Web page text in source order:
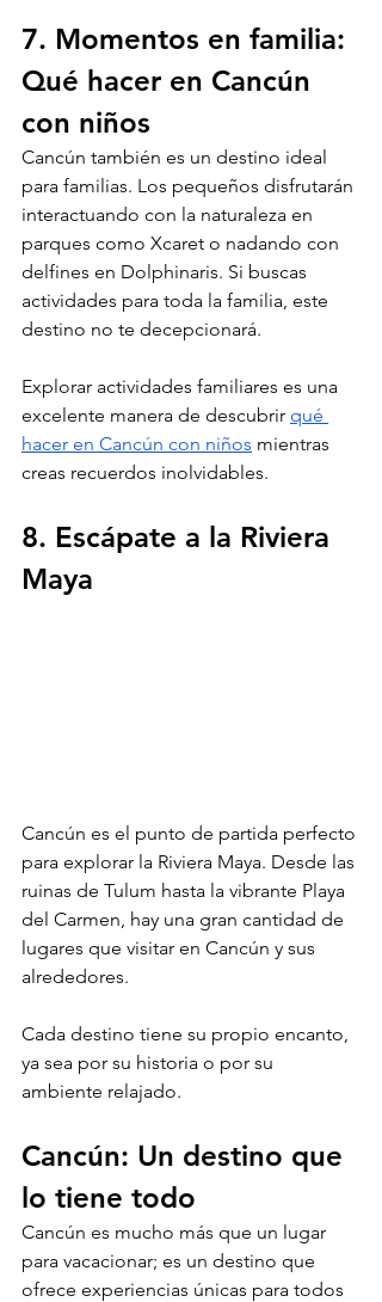
7. Momentos en familia:
Qué hacer en Cancún
con niños
Cancún también es un destino ideal
para familias. Los pequeños disfrutarán
interactuando con la naturaleza en
parques como Xcaret o nadando con
delfines en Dolphinaris. Si buscas
actividades para toda la familia, este
destino no te decepcionará.
Explorar actividades familiares es una
excelente manera de descubrir qué
hacer en Cancún con niños mientras
creas recuerdos inolvidables.
8. Escápate a la Riviera
Maya
Cancún es el punto de partida perfecto
para explorar la Riviera Maya. Desde las
ruinas de Tulum hasta la vibrante Playa
del Carmen, hay una gran cantidad de
lugares que visitar en Cancún y sus
alrededores.
Cada destino tiene su propio encanto,
ya sea por su historia o por su
ambiente relajado.
Cancún: Un destino que
lo tiene todo
Cancún es mucho más que un lugar
para vacacionar; es un destino que
ofrece experiencias únicas para todos